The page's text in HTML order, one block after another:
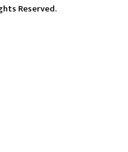
Reserved.